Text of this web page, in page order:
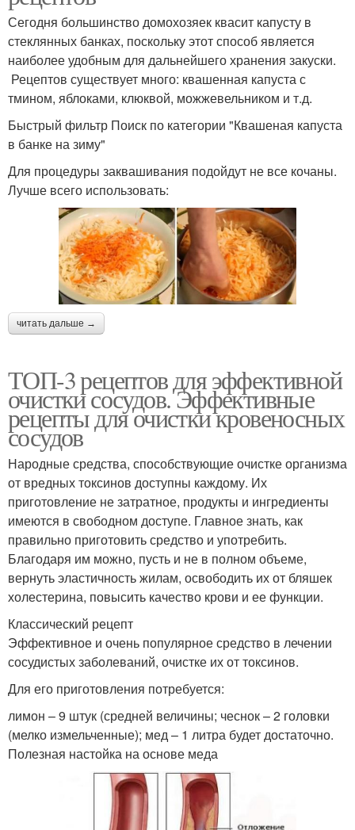
Сегодня большинство домохозяек квасит капусту в
стеклянных банках, поскольку этот способ является
наиболее удобным для дальнейшего хранения закуски.
Рецептов существует много: квашенная капуста с
тмином, яблоками, клюквой, можжевельником и т.д.
Быстрый фильтр Поиск по категории "Квашеная капуста
в банке на зиму"
Для процедуры заквашивания подойдут не все кочаны.
Лучше всего использовать:
читать дальше →
ТОП-3 рецептов для эффективной
очистки сосудов. Эффективные
рецепты для очистки кровеносных
сосудов
Народные средства, способствующие очистке организма
от вредных токсинов доступны каждому. Их
приготовление не затратное, продукты и ингредиенты
имеются в свободном доступе. Главное знать, как
правильно приготовить средство и употребить.
Благодаря им можно, пусть и не в полном объеме,
вернуть эластичность жилам, освободить их от бляшек
холестерина, повысить качество крови и ее функции.
Классический рецепт
Эффективное и очень популярное средство в лечении
сосудистых заболеваний, очистке их от токсинов.
Для его приготовления потребуется:
лимон – 9 штук (средней величины; чеснок – 2 головки
(мелко измельченные); мед – 1 литра будет достаточно.
Полезная настойка на основе меда